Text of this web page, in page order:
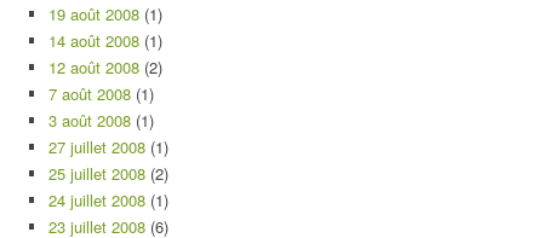
19 août 2008 (1)
14 août 2008 (1)
12 août 2008 (2)
7 août 2008 (1)
3 août 2008 (1)
27 juillet 2008 (1)
25 juillet 2008 (2)
24 juillet 2008 (1)
23 juillet 2008 (6)